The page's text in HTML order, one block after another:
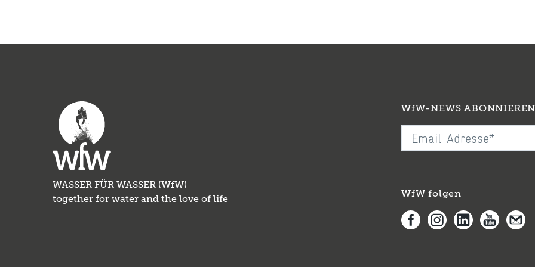
WASSER FÜR WASSER (WfW)
together for water and the love of life
WfW-NEWS
WfW folgen